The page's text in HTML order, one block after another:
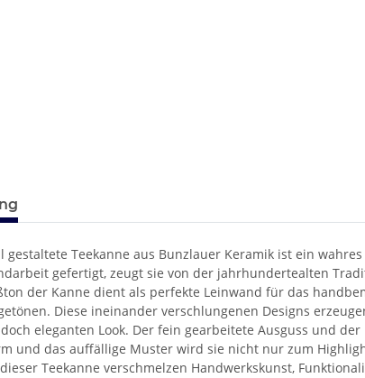
gestaltete Teekanne aus Bunzlauer Keramik ist ein
gefertigt, zeugt sie von der jahrhundertealten
der Kanne dient als perfekte Leinwand für das
Diese ineinander verschlungenen Designs
eleganten Look. Der fein gearbeitete Ausguss und
und das auffällige Muster wird sie nicht nur zum
Teekanne verschmelzen Handwerkskunst,